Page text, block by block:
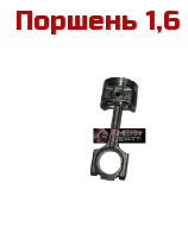
Поршень 1,6